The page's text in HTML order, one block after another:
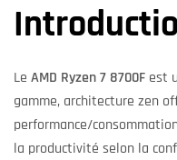
Le AMD Ryzen 7 8700F est
gamme, architecture zen
performance/
la productivité selon la